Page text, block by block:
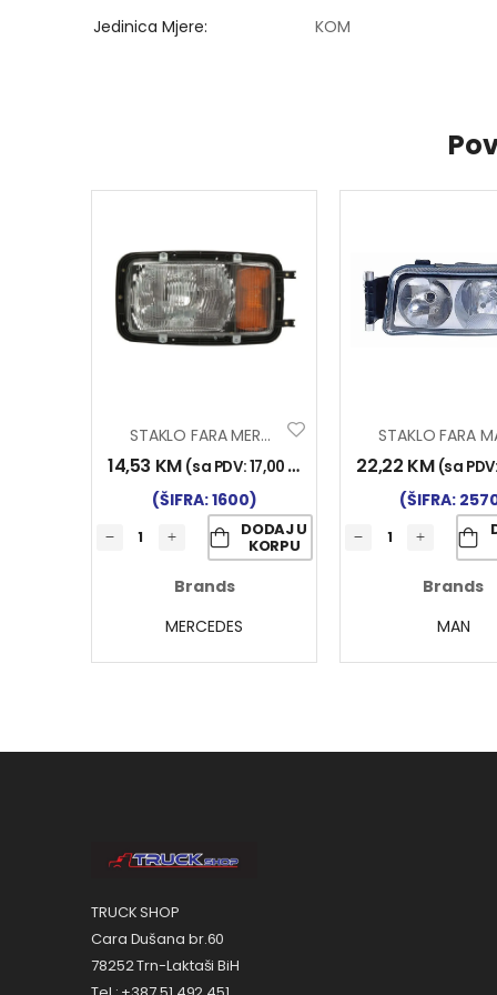
Jedinica Mjere KOM
STAKLO FARA MERCEDES LIJEVO
14,53 KM (sa PDV:17,00 KM
(ŠIFRA: 1600)
DODAJ U
KORPU
Brands
MERCEDES
22,22 KM (sa
(ŠIFRA:
Brands
MAN
TRUCK SHOP
Cara Dušana br.60
78252 Trn-Laktaši BiH